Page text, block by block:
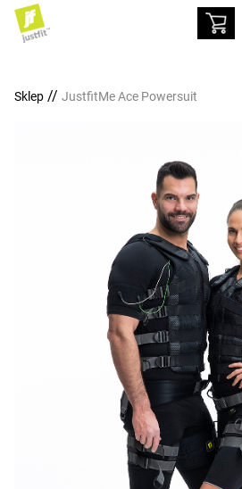
Sklep // JustfitMe Ace Powersuit